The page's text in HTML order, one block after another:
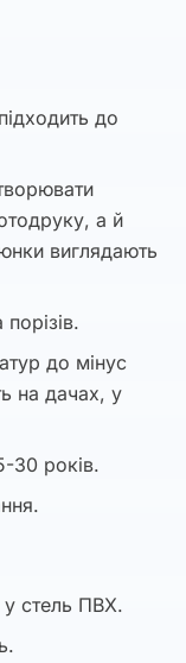
до
а й
виглядають
порізів.
до мінус
на дачах, у
30 років.
у стель ПВХ.